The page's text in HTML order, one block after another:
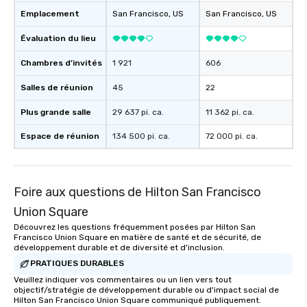
Emplacement
Évaluation du lieu
Chambres d’invités
Salles de réunion
Plus grande salle
Espace de réunion
San Francisco, US
1 921
45
29 637 pi. ca.
134 500 pi. ca.
San Francisco, US
606
22
11 362 pi. ca.
72 000 pi. ca.
Foire aux questions de Hilton San Francisco
Union Square
Découvrez les questions fréquemment posées par Hilton San
Francisco Union Square en matière de santé et de sécurité, de
développement durable et de diversité et d'inclusion.
PRATIQUES DURABLES
Veuillez indiquer vos commentaires ou un lien vers tout
objectif/stratégie de développement durable ou d'impact social de
Hilton San Francisco Union Square communiqué publiquement.